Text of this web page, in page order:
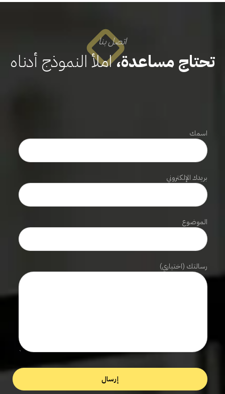
اتصل بنا
تحتاج مساعدة،املأ النموذج أدناه
اسمك
بريدك الإلكتروني
الموضوع
رسالتك (اختياري)